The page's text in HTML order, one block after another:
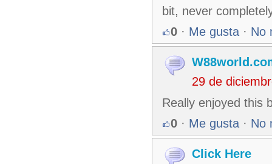
bit, never
0 · Me gusta · No
29 de
Really enjoyed this
0 · Me gusta · No
Click Here